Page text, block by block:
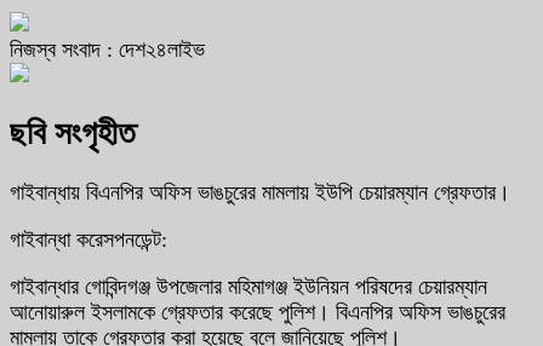
নিজস্ব সংবাদ : দেশ২৪লাইভ
ছবি সংগৃহীত
গাইবান্ধায় বিএনপির অফিস ভাঙচুরের মামলায় ইউপি চেয়ারম্যান গ্রেফতার।
গাইবান্ধা করেসপনডেন্ট:
গাইবান্ধার গোবিন্দগঞ্জ উপজেলার মহিমাগঞ্জ ইউনিয়ন পরিষদের চেয়ারম্যান
আনোয়ারুল ইসলামকে গ্রেফতার করেছে পুলিশ। বিএনপির অফিস ভাঙচুরের
মামলায় তাকে গ্রেফতার করা হয়েছে বলে জানিয়েছে পুলিশ।